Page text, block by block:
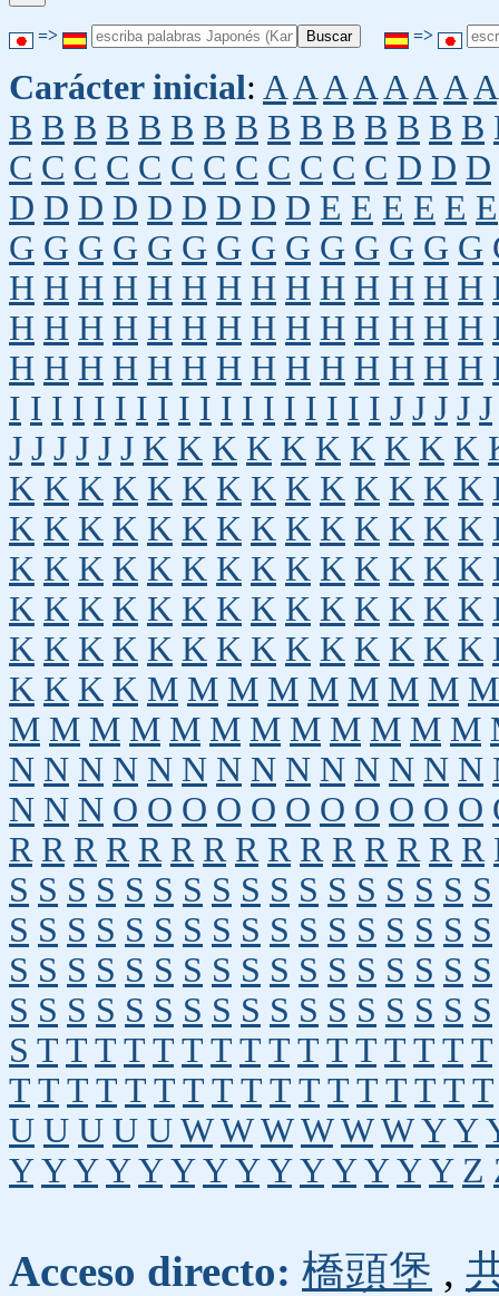
=> =>
Carácter inicial: A A A A A A A A
B B B B B B B B B B B B B B B
C C C C C C C C C C C C D D D
D D D D D D D D D E E E E E E
G G G G G G G G G G G G G G
H H H H H H H H H H H H H H
H H H H H H H H H H H H H H
H H H H H H H H H H H H H H
I I I I I I I I I I I I I I I I I I J J J J J
J J J J J J K K K K K K K K K K
K K K K K K K K K K K K K K
K K K K K K K K K K K K K K
K K K K K K K K K K K K K K
K K K K K K K K K K K K K K
K K K K K K K K K K K K K K
K K K K M M M M M M M M M
M M M M M M M M M M M M
N N N N N N N N N N N N N N
N N N O O O O O O O O O O O
R R R R R R R R R R R R R R R
S S S S S S S S S S S S S S S S S
S S S S S S S S S S S S S S S S S
S S S S S S S S S S S S S S S S S
S S S S S S S S S S S S S S S S S
S T T T T T T T T T T T T T T T T
T T T T T T T T T T T T T T T T T
U U U U U W W W W W W Y Y
Y Y Y Y Y Y Y Y Y Y Y Y Y Y Z
Acceso directo: 橋頭堡 ,